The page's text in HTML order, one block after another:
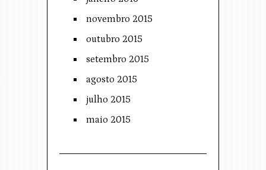
novembro 2015
outubro 2015
setembro 2015
agosto 2015
julho 2015
maio 2015